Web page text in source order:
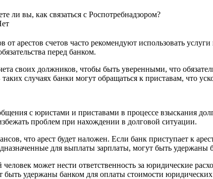
ли вы, как связаться с Роспотребнадзором?
арестов счетов часто рекомендуют использовать
перед банком.
своих должников, чтобы быть уверенными, что
случаях банки могут обращаться к приставам, что
с юристами и приставами в процессе взыскания
проблем при нахождении в долговой ситуации.
что арест будет наложен. Если банк приступает к
для выплаты зарплаты, могут быть удержаны
может нести ответственность за юридические
быть удержаны банком для оплаты стоимости юридических